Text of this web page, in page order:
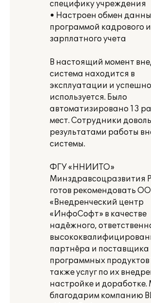
специфику учреждения
• Настроен обмен
программой кадрового и
зарплатного учета
В настоящий момент
система находится в
эксплуатации и успешно
используется. Было
автоматизировано 13
мест. Сотрудники
результатами работы
системы.
ФГУ «ННИИТО»
Минздравсоцразвития
готов рекомендовать
«Внедренческий центр
«ИнфоСофт» в качестве
надёжного,
партнёра и поставщика
программных продуктов
также услуг по их
настройке и доработке.
благодарим компанию